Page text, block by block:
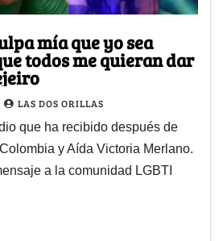
mía que yo sea
todos me quieran dar
LAS DOS ORILLAS
que ha recibido después de
y Aída Victoria Merlano.
a la comunidad LGBTI